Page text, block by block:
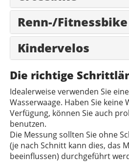
Renn-/Fitnessbike
Kindervelos
Die richtige
Idealerweise verwenden Sie
Wasserwaage. Haben Sie keine
Verfügung, können Sie auch
benutzen.
Die Messung sollten Sie ohne
(je nach Schnitt kann dies, das
beeinflussen) durchgeführt